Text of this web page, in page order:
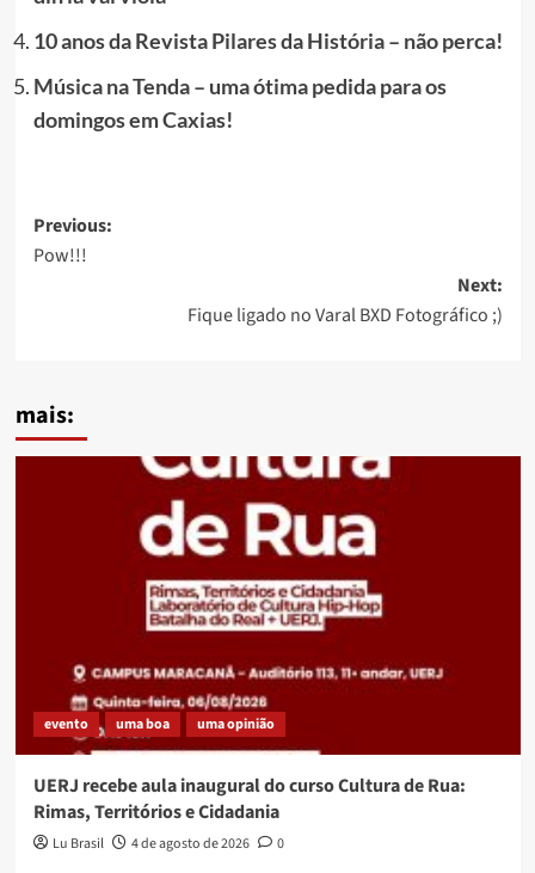
10 anos da Revista Pilares da História – não perca!
Música na Tenda – uma ótima pedida para os
domingos em Caxias!
Post
navigation
Previous:
Pow!!!
Next:
Fique ligado no Varal BXD Fotográfico ;)
mais:
evento uma boa uma opinião
UERJ recebe aula inaugural do curso Cultura de Rua:
Rimas, Territórios e Cidadania
Lu Brasil 4 de agosto de 2026 0